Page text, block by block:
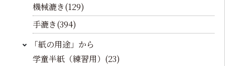
機械漉き(129)
手漉き(394)
「紙の用途」から
学童半紙（練習用）(23)